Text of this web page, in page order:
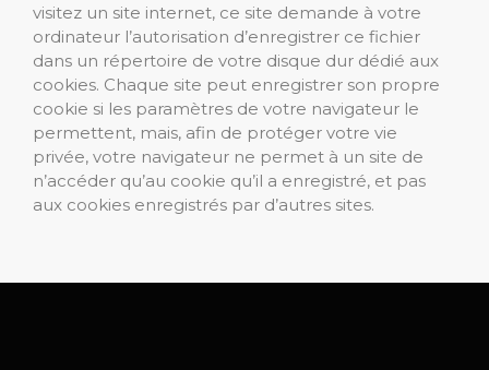
visitez un site internet, ce site demande à votre
ordinateur l’autorisation d’enregistrer ce fichier
dans un répertoire de votre disque dur dédié aux
cookies. Chaque site peut enregistrer son propre
cookie si les paramètres de votre navigateur le
permettent, mais, afin de protéger votre vie
privée, votre navigateur ne permet à un site de
n’accéder qu’au cookie qu’il a enregistré, et pas
aux cookies enregistrés par d’autres sites.